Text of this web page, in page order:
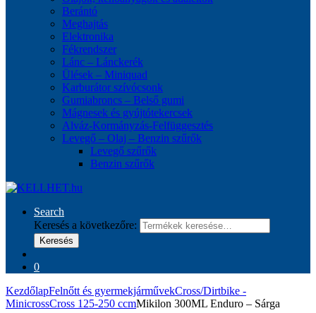
Berántó
Meghajtás
Elektronika
Fékrendszer
Lánc – Lánckerék
Ülések – Miniquad
Karburátor szívócsonk
Gumiabroncs – Belső gumi
Mágnesek és gyújtótekercsek
Alváz-Kormányzás-Felfüggesztés
Levegő – Olaj – Benzin szűrők
Levegő szűrők
Benzin szűrők
Search
Keresés a következőre:
Keresés
0
KezdőlapFelnőtt és gyermekjárművekCross/Dirtbike -
MinicrossCross 125-250 ccmMikilon 300ML Enduro – Sárga